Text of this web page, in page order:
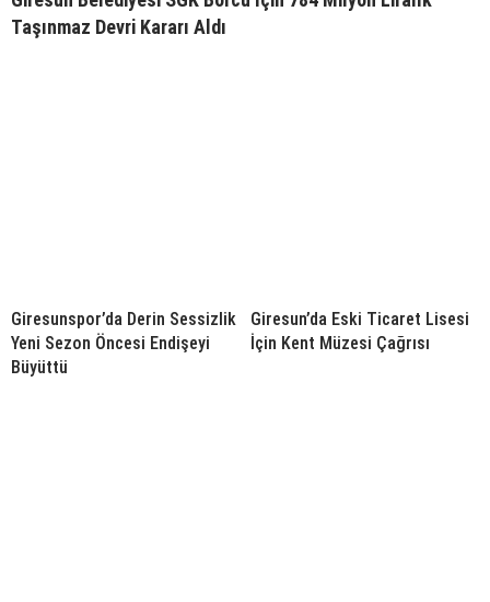
Taşınmaz Devri Kararı Aldı
Giresunspor’da Derin Sessizlik
Yeni Sezon Öncesi Endişeyi
Büyüttü
Giresun’da Eski Ticaret Lisesi
İçin Kent Müzesi Çağrısı